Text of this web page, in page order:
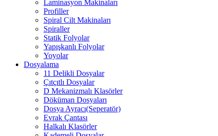
Laminasyon Makinaları
Profiller
Spiral Cilt Makinaları
Spiraller
Statik Folyolar
Yapışkanlı Folyolar
Yoyolar
Dosyalama
11 Delikli Dosyalar
Çıtçıtlı Dosyalar
D Mekanizmalı Klasörler
Döküman Dosyaları
Dosya Ayracı(Seperatör)
Evrak Çantası
Halkalı Klasörler